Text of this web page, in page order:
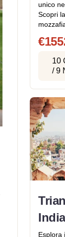
unico
Scopri
10
/ 9
Esplora